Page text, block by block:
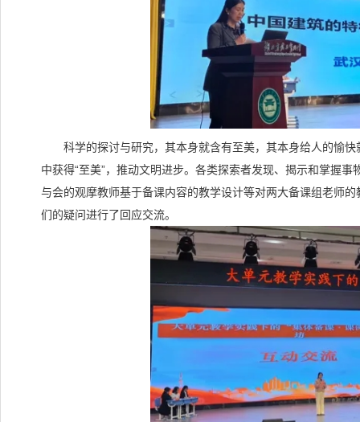
科学的探讨与研究，其本身就含有至美，其本身给人的愉快
中获得“至美”，推动文明进步。各类探索者发现、揭示和掌握
与会的观摩教师基于备课内容的教学设计等对两大备课组老师
们的疑问进行了回应交流。